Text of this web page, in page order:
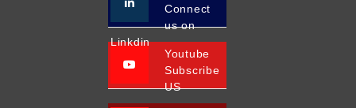
Connect
us on
Linkdin
Youtube
Subscribe
US